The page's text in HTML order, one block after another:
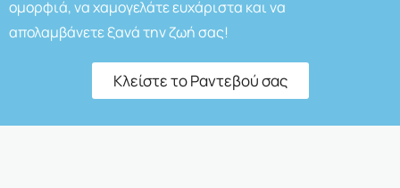
Κλείστε το Ραντεβού σας
ομορφιά, να χαμογελάτε ευχάριστα και να
απολαμβάνετε ξανά την ζωή σας!